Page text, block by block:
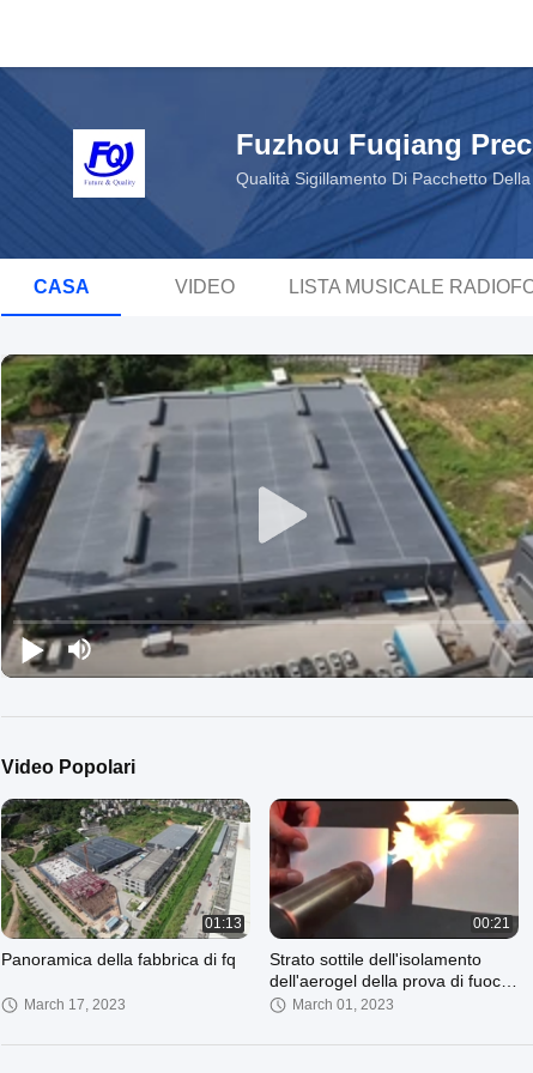
Fuzhou Fuqiang
Qualità Sigillamento Di Pacchetto
CASA VIDEO LISTA MUSICALE
Video Popolari
01:13
Panoramica della fabbrica di fq
March 17, 2023
00:21
Strato sottile dell'isolamento
dell'aerogel della prova di fuoco
contro il prodotto ceramico
March 01, 2023